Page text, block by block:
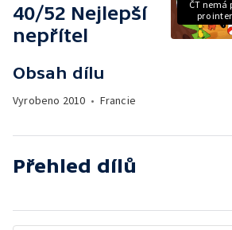
40/52 Nejlepší
nepřítel
Obsah dílu
Vyrobeno 2010 • Francie
ČT nemá
pro
Přehled dílů